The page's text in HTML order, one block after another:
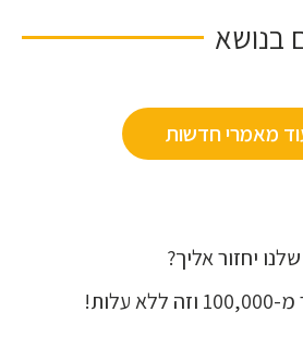
מאמרי חדשות
יחזור אליך?